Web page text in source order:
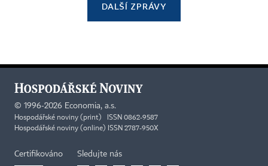
DALŠÍ ZPRÁVY
© 1996-2026 Economia, a.s.
Hospodářské noviny (print) ISSN 0862-9587
Hospodářské noviny (online) ISSN 2787-950X
Certifikováno Sledujte nás